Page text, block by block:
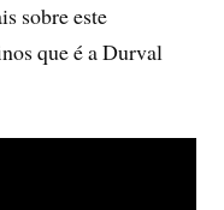
sobre este
que é a Durval